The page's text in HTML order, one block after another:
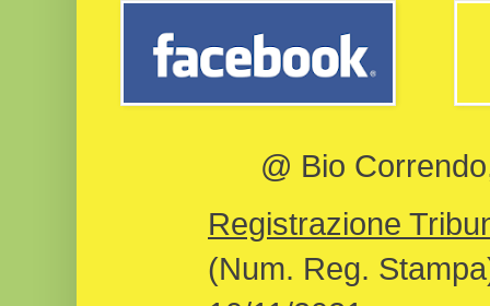
@ Bio
Registrazione
(Num. Reg.